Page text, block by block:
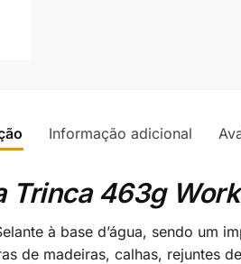
Informação adicional
Trinca 463g
à base d’água, sendo um
de madeiras, calhas, rejuntes